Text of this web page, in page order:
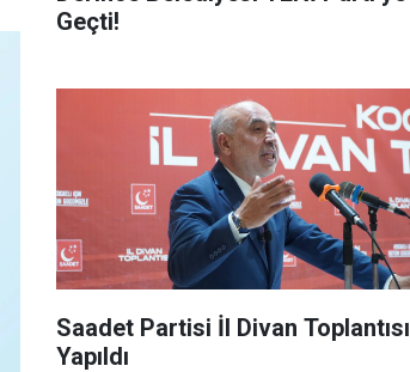
Geçti!
Saadet Partisi İl Divan Toplantısı
Yapıldı